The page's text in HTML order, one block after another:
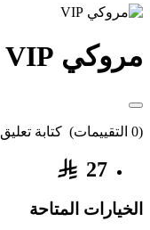
مروكي VIP
(0 التقييمات) كتابة تعليق
27
الخيارات المتاحة